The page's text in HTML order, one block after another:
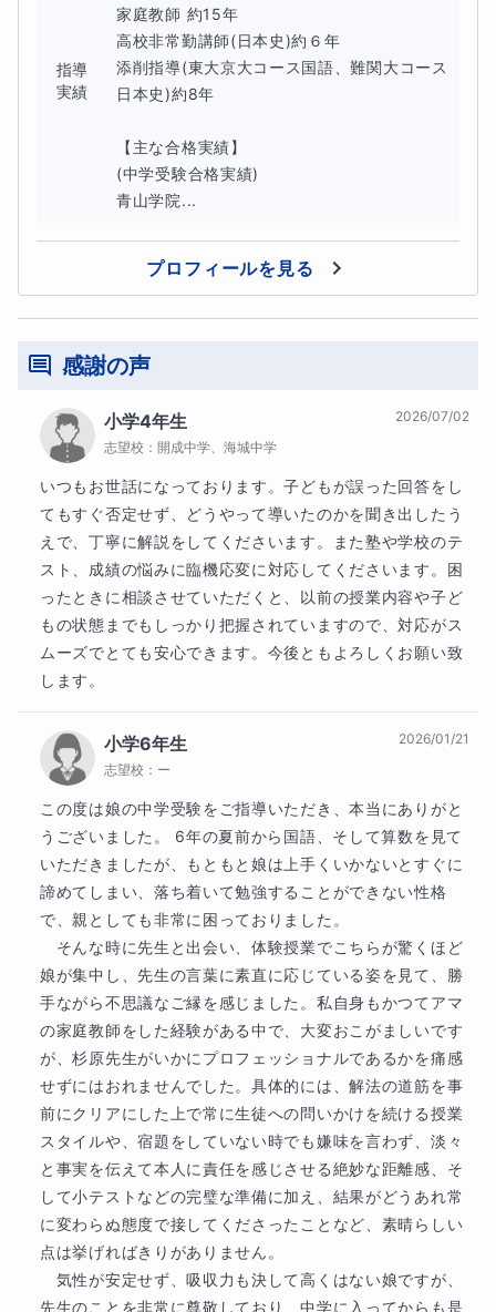
■お問合せを行って頂く際に知りたいこと
模試の偏差値（受けていれば）
使用している問題集（あれば）
指導
実績
家庭教師 約15年
高校非常勤講師(日本史)約６年
添削指導(東大京大コース国語、難関大コース
日本史)約8年
【主な合格実績】
(中学受験合格実績)
青山学院...
プロフィールを見る
感謝の声
小学4年生
志望校： 開成中学、海城中学
2026/07/02
いつもお世話になっております。子どもが誤った回答をし
てもすぐ否定せず、どうやって導いたのかを聞き出したう
えで、丁寧に解説をしてくださいます。また塾や学校のテ
スト、成績の悩みに臨機応変に対応してくださいます。困
ったときに相談させていただくと、以前の授業内容や子ど
もの状態までもしっかり把握されていますので、対応がス
ムーズでとても安心できます。今後ともよろしくお願い致
します。
小学6年生
志望校： ー
2026/01/21
この度は娘の中学受験をご指導いただき、本当にありがと
うございました。 6年の夏前から国語、そして算数を見て
いただきましたが、もともと娘は上手くいかないとすぐに
諦めてしまい、落ち着いて勉強することができない性格
で、親としても非常に困っておりました。
そんな時に先生と出会い、体験授業でこちらが驚くほど
娘が集中し、先生の言葉に素直に応じている姿を見て、勝
手ながら不思議なご縁を感じました。私自身もかつてアマ
の家庭教師をした経験がある中で、大変おこがましいです
が、杉原先生がいかにプロフェッショナルであるかを痛感
せずにはおれませんでした。具体的には、解法の道筋を事
前にクリアにした上で常に生徒への問いかけを続ける授業
スタイルや、宿題をしていない時でも嫌味を言わず、淡々
と事実を伝えて本人に責任を感じさせる絶妙な距離感、そ
して小テストなどの完璧な準備に加え、結果がどうあれ常
に変わらぬ態度で接してくださったことなど、素晴らしい
点は挙げればきりがありません。
気性が安定せず、吸収力も決して高くはない娘ですが、
先生のことを非常に尊敬しており、中学に入ってからも是